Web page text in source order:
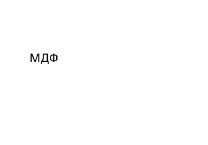
МДФ